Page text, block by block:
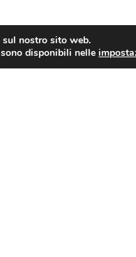
nostro sito web.
disponibili nelle